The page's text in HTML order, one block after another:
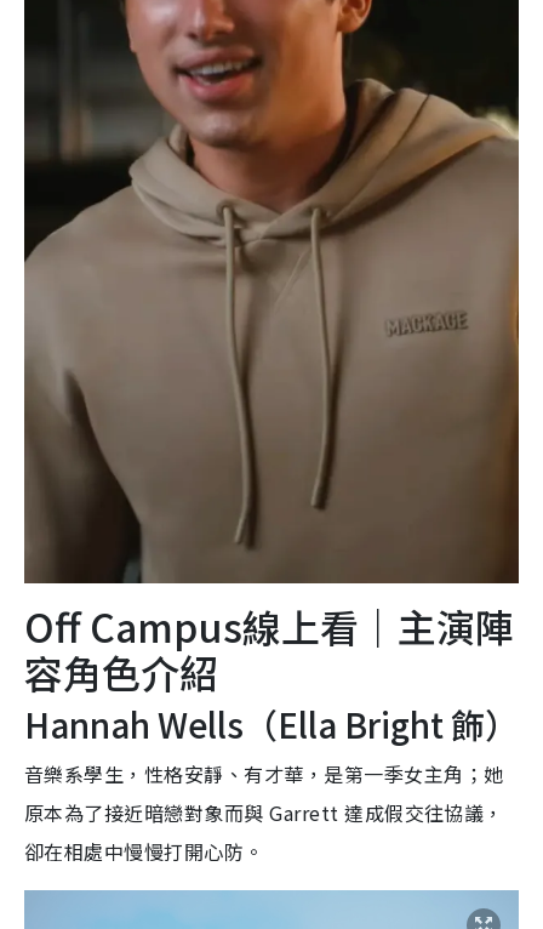
Off Campus線上看｜主演陣
容角色介紹
Hannah Wells（Ella Bright 飾）
音樂系學生，性格安靜、有才華，是第一季女主角；她
原本為了接近暗戀對象而與 Garrett 達成假交往協議，
卻在相處中慢慢打開心防。